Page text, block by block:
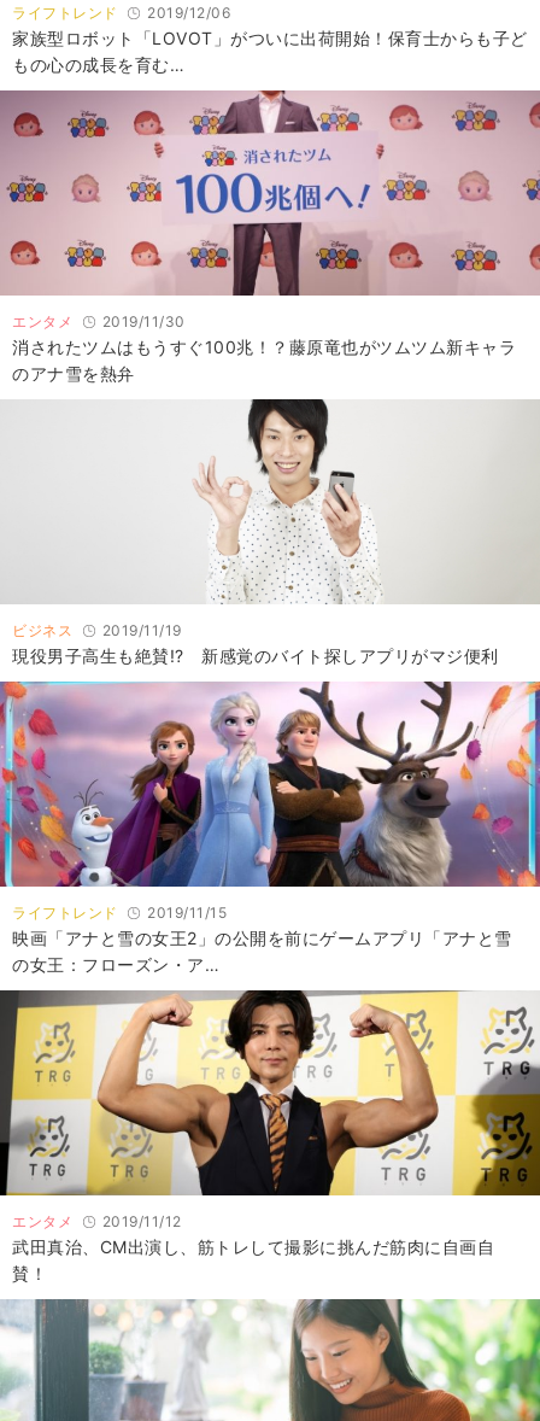
ライフトレンド 2019/12/06
家族型ロボット「LOVOT」がついに出荷開始！保育士からも子ど
もの心の成長を育む…
エンタメ 2019/11/30
消されたツムはもうすぐ100兆！？藤原竜也がツムツム新キャラ
のアナ雪を熱弁
ビジネス 2019/11/19
現役男子高生も絶賛!? 新感覚のバイト探しアプリがマジ便利
ライフトレンド 2019/11/15
映画「アナと雪の女王2」の公開を前にゲームアプリ「アナと雪
の女王：フローズン・ア…
エンタメ 2019/11/12
武田真治、CM出演し、筋トレして撮影に挑んだ筋肉に自画自
賛！